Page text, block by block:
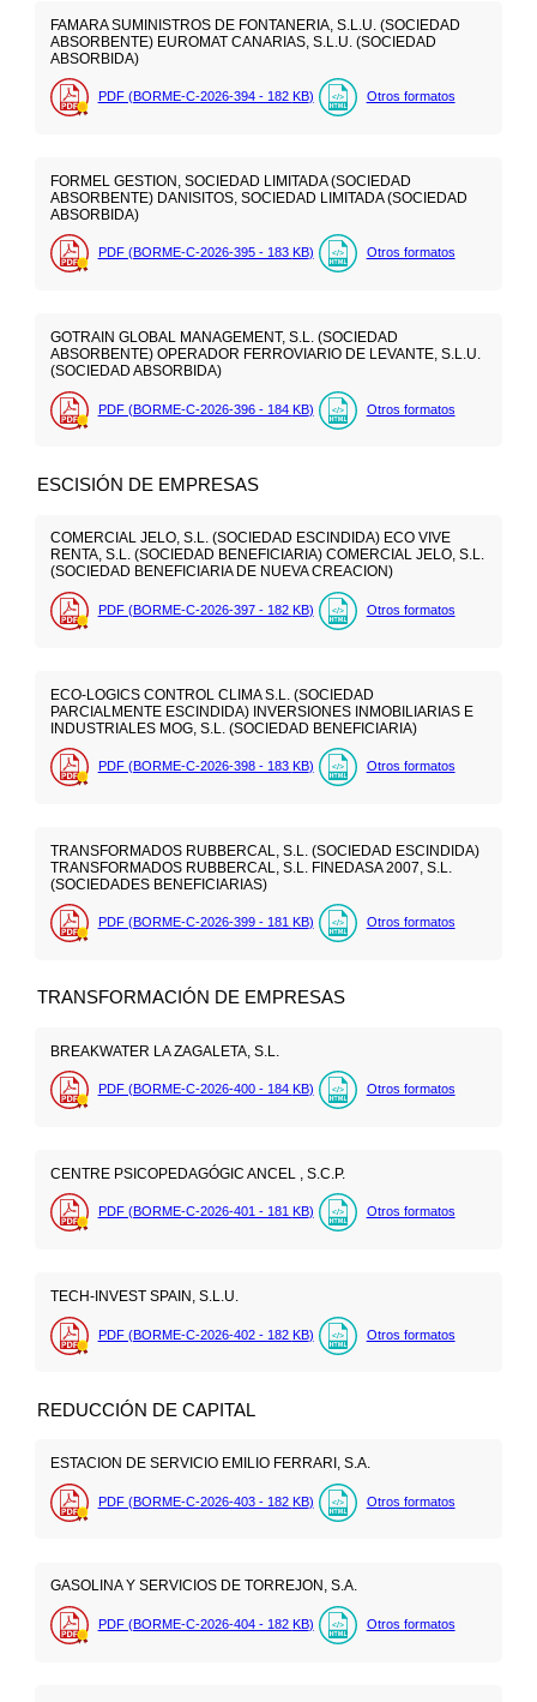
FAMARA SUMINISTROS DE FONTANERIA, S.L.U. (SOCIEDAD
ABSORBENTE) EUROMAT CANARIAS, S.L.U. (SOCIEDAD
ABSORBIDA)
PDF (BORME-C-2026-394 - 182 KB) Otros formatos
FORMEL GESTION, SOCIEDAD LIMITADA (SOCIEDAD
ABSORBENTE) DANISITOS, SOCIEDAD LIMITADA (SOCIEDAD
ABSORBIDA)
PDF (BORME-C-2026-395 - 183 KB) Otros formatos
GOTRAIN GLOBAL MANAGEMENT, S.L. (SOCIEDAD
ABSORBENTE) OPERADOR FERROVIARIO DE LEVANTE, S.L.U.
(SOCIEDAD ABSORBIDA)
PDF (BORME-C-2026-396 - 184 KB) Otros formatos
ESCISIÓN DE EMPRESAS
COMERCIAL JELO, S.L. (SOCIEDAD ESCINDIDA) ECO VIVE
RENTA, S.L. (SOCIEDAD BENEFICIARIA) COMERCIAL JELO, S.L.
(SOCIEDAD BENEFICIARIA DE NUEVA CREACION)
PDF (BORME-C-2026-397 - 182 KB) Otros formatos
ECO-LOGICS CONTROL CLIMA S.L. (SOCIEDAD
PARCIALMENTE ESCINDIDA) INVERSIONES INMOBILIARIAS E
INDUSTRIALES MOG, S.L. (SOCIEDAD BENEFICIARIA)
PDF (BORME-C-2026-398 - 183 KB) Otros formatos
TRANSFORMADOS RUBBERCAL, S.L. (SOCIEDAD ESCINDIDA)
TRANSFORMADOS RUBBERCAL, S.L. FINEDASA 2007, S.L.
(SOCIEDADES BENEFICIARIAS)
PDF (BORME-C-2026-399 - 181 KB) Otros formatos
TRANSFORMACIÓN DE EMPRESAS
BREAKWATER LA ZAGALETA, S.L.
PDF (BORME-C-2026-400 - 184 KB) Otros formatos
CENTRE PSICOPEDAGÓGIC ANCEL , S.C.P.
PDF (BORME-C-2026-401 - 181 KB) Otros formatos
TECH-INVEST SPAIN, S.L.U.
PDF (BORME-C-2026-402 - 182 KB) Otros formatos
REDUCCIÓN DE CAPITAL
ESTACION DE SERVICIO EMILIO FERRARI, S.A.
PDF (BORME-C-2026-403 - 182 KB) Otros formatos
GASOLINA Y SERVICIOS DE TORREJON, S.A.
PDF (BORME-C-2026-404 - 182 KB) Otros formatos